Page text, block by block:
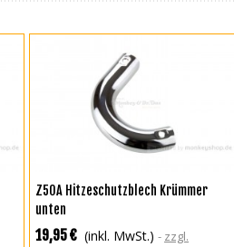
IN DEN WARENKORB
Z50A Hitzeschutzblech Krümmer
unten
19,95 € (inkl. MwSt.)
zzgl.